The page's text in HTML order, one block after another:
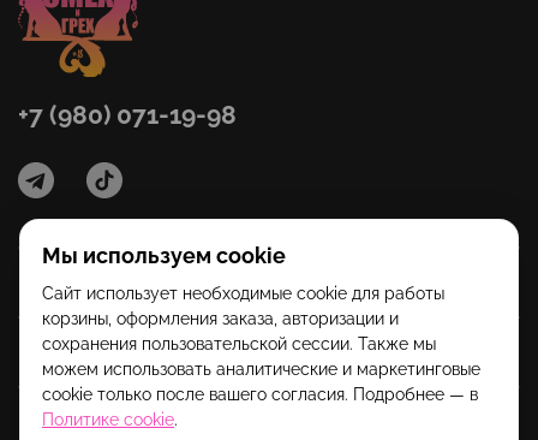
Категории
Помощь
Информация
+7 (980) 071-19-98
Мы используем cookie
Сайт использует необходимые cookie для работы
корзины, оформления заказа, авторизации и
сохранения пользовательской сессии. Также мы
можем использовать аналитические и маркетинговые
cookie только после вашего согласия. Подробнее — в
Политике cookie.